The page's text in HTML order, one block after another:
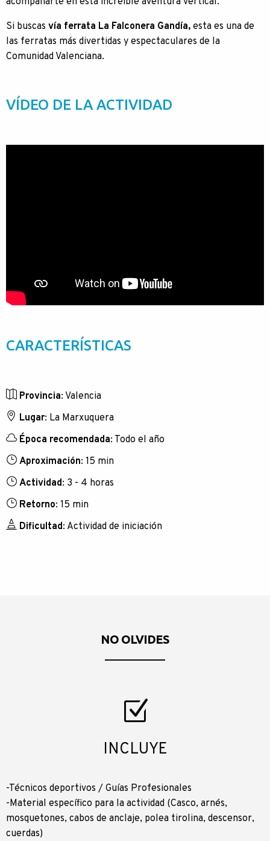
Si buscas vía ferrata La Falconera Gandía, esta es una de
las ferratas más divertidas y espectaculares de la
Comunidad Valenciana.
VÍDEO DE LA ACTIVIDAD
CARACTERÍSTICAS
Provincia: Valencia
Lugar: La Marxuquera
Época recomendada: Todo el año
Aproximación: 15 min
Actividad: 3 - 4 horas
Retorno: 15 min
Dificultad: Actividad de iniciación
NO OLVIDES
INCLUYE
-Técnicos deportivos / Guías Profesionales
-Material específico para la actividad (Casco, arnés,
mosquetones, cabos de anclaje, polea tirolina, descensor,
cuerdas)